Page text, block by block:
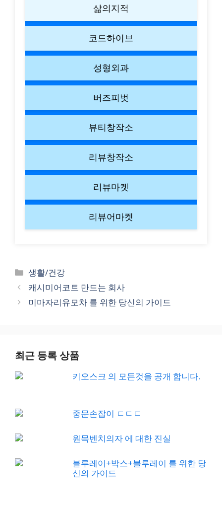
삶의지적
코드하이브
성형외과
버즈피벗
뷰티창작소
리뷰창작소
리뷰마켓
리뷰어마켓
Categories
생활/건강
캐시미어코트 만드는 회사
미마자리유모차 를 위한 당신의 가이드
최근 등록 상품
키오스크 의 모든것을 공개 합니다.
중문손잡이 ㄷㄷㄷ
원목벤치의자 에 대한 진실
블루레이+박스+블루레이 를 위한 당
신의 가이드